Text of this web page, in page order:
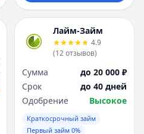
Лайм-Займ
4.9
(12отзывов)
Сумма
до 20 000 ₽
Срок
до 40 дней
Одобрение
Высокое
Краткосрочный займ
Первый займ 0%